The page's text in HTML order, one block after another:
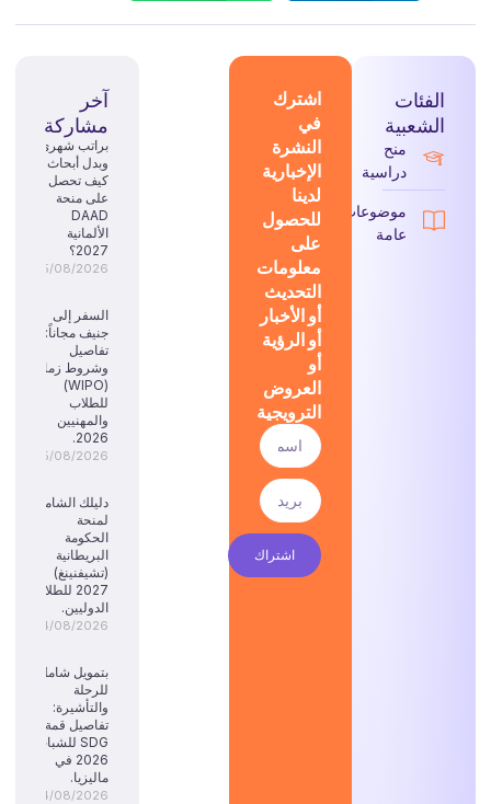
الفئات
الشعبية
منح
دراسية
موضوعات
عامة
اشترك
في
النشرة
الإخبارية
لدينا
للحصول
على
معلومات
التحديث
أو الأخبار
أو الرؤية
أو
العروض
الترويجية
اشتراك
آخر
مشاركة
براتب شهري
وبدل أبحاث:
كيف تحصل
على منحة
DAAD
الألمانية
2027؟
05/08/2026
السفر إلى
جنيف مجاناً:
تفاصيل
وشروط زمالة
(WIPO)
للطلاب
والمهنيين
2026.
05/08/2026
دليلك الشامل
لمنحة
الحكومة
البريطانية
(تشيفنينغ)
2027 للطلاب
الدوليين.
04/08/2026
بتمويل شامل
للرحلة
والتأشيرة:
تفاصيل قمة
SDG للشباب
2026 في
ماليزيا.
04/08/2026